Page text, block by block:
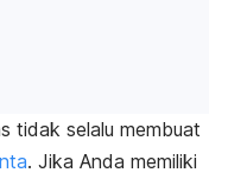
tidak selalu membuat
. Jika Anda memiliki